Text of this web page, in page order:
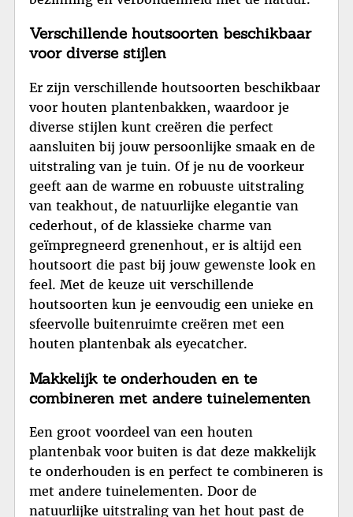
Verschillende houtsoorten beschikbaar
voor diverse stijlen
Er zijn verschillende houtsoorten beschikbaar
voor houten plantenbakken, waardoor je
diverse stijlen kunt creëren die perfect
aansluiten bij jouw persoonlijke smaak en de
uitstraling van je tuin. Of je nu de voorkeur
geeft aan de warme en robuuste uitstraling
van teakhout, de natuurlijke elegantie van
cederhout, of de klassieke charme van
geïmpregneerd grenenhout, er is altijd een
houtsoort die past bij jouw gewenste look en
feel. Met de keuze uit verschillende
houtsoorten kun je eenvoudig een unieke en
sfeervolle buitenruimte creëren met een
houten plantenbak als eyecatcher.
Makkelijk te onderhouden en te
combineren met andere tuinelementen
Een groot voordeel van een houten
plantenbak voor buiten is dat deze makkelijk
te onderhouden is en perfect te combineren is
met andere tuinelementen. Door de
natuurlijke uitstraling van het hout past de